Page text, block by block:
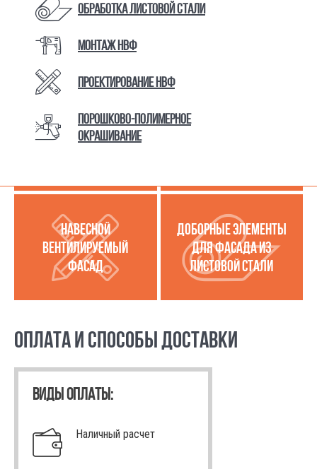
Обработка листовой стали
Монтаж НВФ
Проектирование НВФ
Порошково-полимерное
окрашивание
КАТАЛОГ ТОВАРОВ И УСЛУГ
УСЛУГИ ПО РАБОТЕ С
ЛИСТОВОЙ СТАЛЬЮ
МЕТАЛЛОКАССЕТЫ
НАВЕСНОЙ
ВЕНТИЛИРУЕМЫЙ
ФАСАД
ДОБОРНЫЕ ЭЛЕМЕНТЫ
ДЛЯ ФАСАДА ИЗ
ЛИСТОВОЙ СТАЛИ
ОПЛАТА И СПОСОБЫ ДОСТАВКИ
ВИДЫ ОПЛАТЫ:
Наличный расчет